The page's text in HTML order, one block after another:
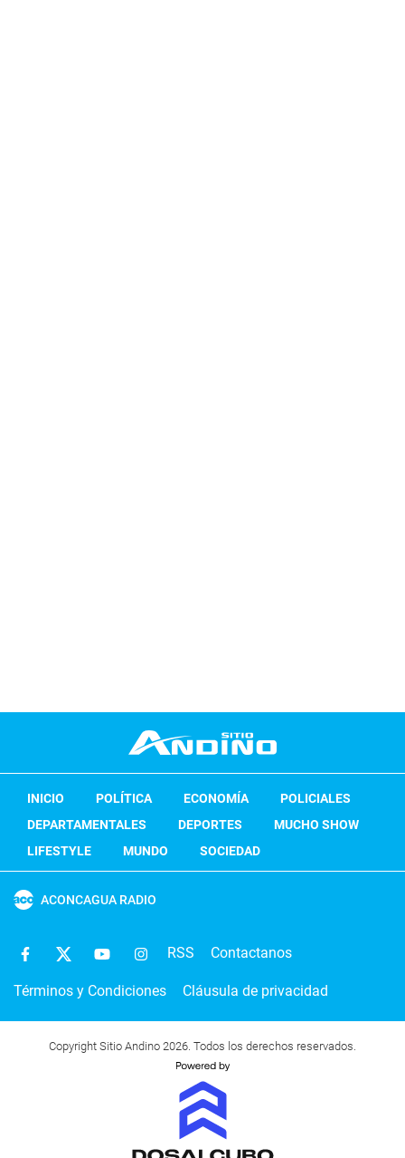
INICIO POLÍTICA ECONOMÍA
POLICIALES
DEPARTAMENTALES
DEPORTES
MUCHO SHOW
LIFESTYLE
MUNDO SOCIEDAD
ACONCAGUA RADIO
RSS Contactanos
Términos y Condiciones Cláusula de privacidad
Copyright Sitio Andino 2026. Todos los derechos reservados.